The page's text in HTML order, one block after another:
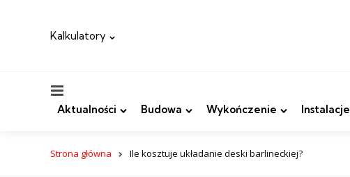
Kalkulatory
Aktualności Budowa Wykończenie Instalacje
Strona główna Ile kosztuje układanie deski barlineckiej?